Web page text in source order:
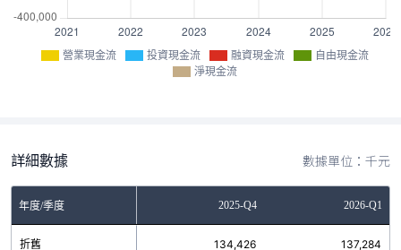
營業現金流 投資現金流 融資現金流
自由現金流
淨現金流
詳細數據 數據單位：千元
年度/季度 2025-Q4 2026-Q1
折舊 134,426 137,284